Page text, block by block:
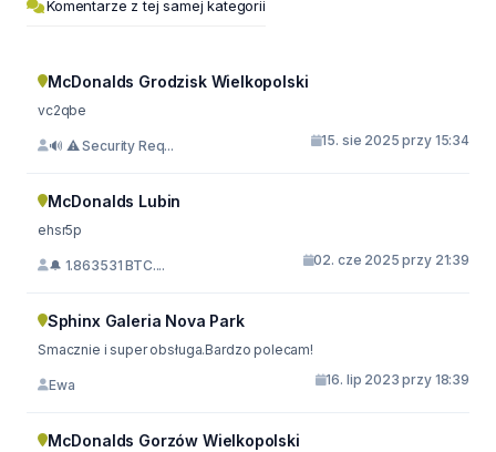
Komentarze z tej samej kategorii
McDonalds Grodzisk Wielkopolski
vc2qbe
🔊 ⚠️ Security Req... 15. sie 2025 przy 15:34
McDonalds Lubin
ehsr5p
🔔 1.863531 BTC.... 02. cze 2025 przy 21:39
Sphinx Galeria Nova Park
Smacznie i super obsługa.Bardzo polecam!
Ewa 16. lip 2023 przy 18:39
McDonalds Gorzów Wielkopolski